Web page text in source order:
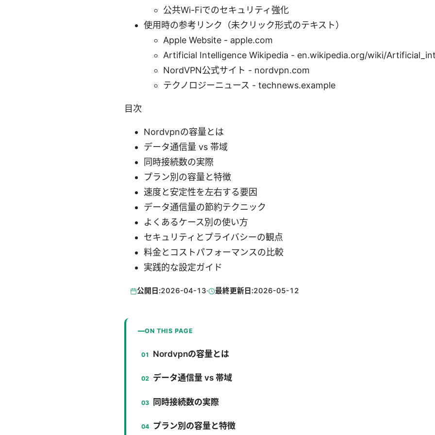
公共Wi-Fiでのセキュリティ強化
使用時の参考リンク（未クリック形式のテキスト）
Apple Website - apple.com
Artificial Intelligence Wikipedia - en.wikipedia.org/wiki/
NordVPN公式サイト - nordvpn.com
テクノロジーニュース - technews.example
目次
Nordvpnの容量とは
データ通信量 vs 帯域
同時接続数の実際
プラン別の容量と特徴
速度と安定性を左右する要因
データ通信量の節約テクニック
よくあるケース別の使い方
セキュリティとプライバシーの観点
料金とコストパフォーマンスの比較
実践的な設定ガイド
公開日:2026-04-13· 最終更新日:2026-05-12
ON THIS PAGE
Nordvpnの容量とは
データ通信量 vs 帯域
同時接続数の実際
プラン別の容量と特徴